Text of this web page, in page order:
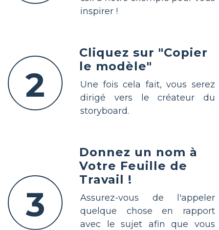
inspirer !
2
Cliquez sur "Copier
le modèle"
Une fois cela fait, vous serez
dirigé vers le créateur du
storyboard.
3
Donnez un nom à
Votre Feuille de
Travail !
Assurez-vous de l'appeler
quelque chose en rapport
avec le sujet afin que vous